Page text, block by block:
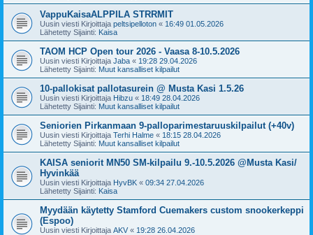
VappuKaisaALPPILA STRRMIT
Uusin viesti Kirjoittaja peltsipelloton « 16:49 01.05.2026
Lähetetty Sijainti: Kaisa
TAOM HCP Open tour 2026 - Vaasa 8-10.5.2026
Uusin viesti Kirjoittaja Jaba « 19:28 29.04.2026
Lähetetty Sijainti: Muut kansalliset kilpailut
10-pallokisat pallotasurein @ Musta Kasi 1.5.26
Uusin viesti Kirjoittaja Hibzu « 18:49 28.04.2026
Lähetetty Sijainti: Muut kansalliset kilpailut
Seniorien Pirkanmaan 9-palloparimestaruuskilpailut (+40v)
Uusin viesti Kirjoittaja Terhi Halme « 18:15 28.04.2026
Lähetetty Sijainti: Muut kansalliset kilpailut
KAISA seniorit MN50 SM-kilpailu 9.-10.5.2026 @Musta Kasi/
Hyvinkää
Uusin viesti Kirjoittaja HyvBK « 09:34 27.04.2026
Lähetetty Sijainti: Kaisa
Myydään käytetty Stamford Cuemakers custom snookerkeppi
(Espoo)
Uusin viesti Kirjoittaja AKV « 19:28 26.04.2026